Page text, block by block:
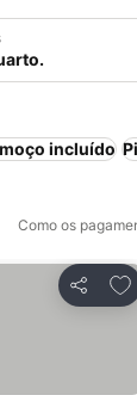
incluído
Como os
Partilhar